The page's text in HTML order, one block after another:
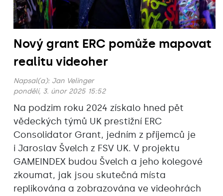
Nový grant ERC pomůže mapovat
realitu videoher
Napsal(a): Jan Velinger
pondělí, 3. únor 2025 15:52
Na podzim roku 2024 získalo hned pět
vědeckých týmů UK prestižní ERC
Consolidator Grant, jedním z příjemců je
i Jaroslav Švelch z FSV UK. V projektu
GAMEINDEX budou Švelch a jeho kolegové
zkoumat, jak jsou skutečná místa
replikována a zobrazována ve videohrách